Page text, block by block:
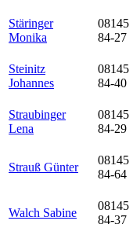
Stäringer
Monika
08145
84-27
Steinitz
Johannes
08145
84-40
Straubinger
Lena
08145
84-29
Strauß Günter
08145
84-64
Walch Sabine
08145
84-37